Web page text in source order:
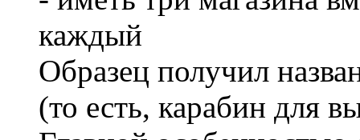
каждый
Образец получил
(то есть, карабин для